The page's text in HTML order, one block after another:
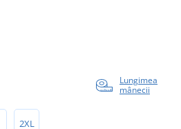
Lungimea
mânecii
2XL